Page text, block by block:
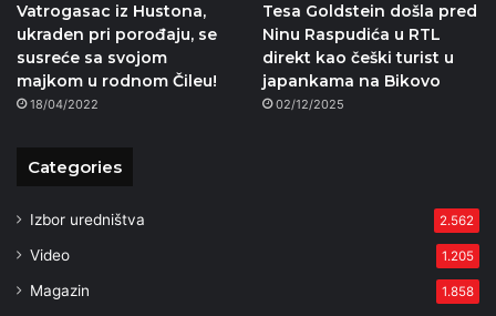
Vatrogasac iz Hustona,
ukraden pri porođaju, se
susreće sa svojom
majkom u rodnom Čileu!
18/04/2022
Tesa Goldstein došla pred
Ninu Raspudića u RTL
direkt kao češki turist u
japankama na Bikovo
02/12/2025
Categories
Izbor uredništva 2.562
Video 1.205
Magazin 1.858